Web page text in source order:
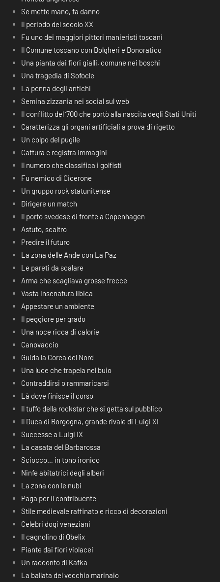
Se mette mano, fa danno
Il periodo del secolo XX
Fu uno dei maggiori pittori manieristi toscani
Il Comune toscano con Bolgheri e Donoratico
Una pianta dai fiori gialli, comune nei boschi
Una tragedia di Sofocle
La penna degli antichi
Semina zizzania nei social sul web
Il conflitto del ‘700 che portò alla nascita degli Stati Uniti
Caratterizza gli organi artificiali a prova di rigetto
Un colpo del pugile
Cattura e registra immagini
Il numero che classifica i golfisti
Fu nemico di Cicerone
Un gruppo rock statunitense
Dirigere un match
Il porto svedese di fronte a Copenhagen
Astuto, scaltro
Predire il futuro
La zona delle Ande con La Paz
Le pareti da scalare
Arma che scagliava grosse frecce
Vasta insenatura libica
Appestare un ambiente
Il peggiore per grado
Una noce ricca di calorie
Canovaccio
Guida la Corea del Nord
Una luce che trapela nel buio
Contraddirsi o rammaricarsi
Là dove finisce il corso
Il tuffo della rockstar che si getta sul pubblico
Il Duca di Borgogna, grande rivale di Luigi XI
Successe a Luigi IX
La casata del Barbarossa
Sciocco… in tono ironico
Ninfe abitatrici degli alberi
La zona con le nubi
Paga per il contribuente
Stile medievale raffinato e ricco di decorazioni
Celebri dogi veneziani
Il cagnolino di Obelix
Piante dai fiori violacei
Un racconto di Kafka
La ballata del vecchio marinaio